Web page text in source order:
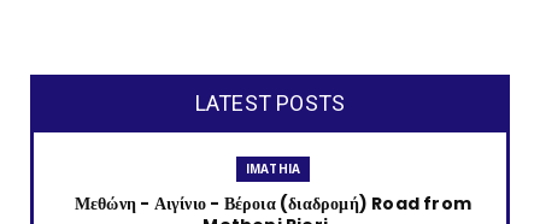
LATEST POSTS
IMATHIA
Μεθώνη - Αιγίνιο - Βέροια (διαδρομή) Road from